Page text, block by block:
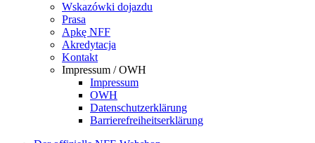
Wskazówki dojazdu
Prasa
Apkę NFF
Akredytacja
Kontakt
Impressum / OWH
Impressum
OWH
Datenschutzerklärung
Barrierefreiheitserklärung